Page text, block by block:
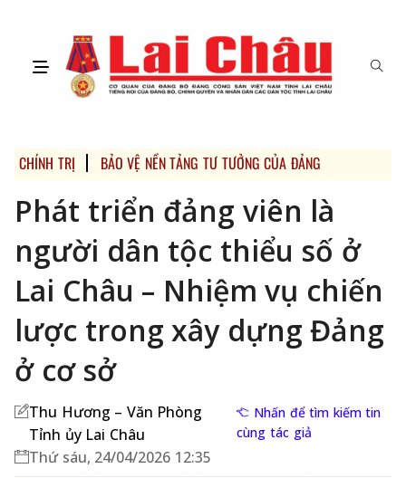
CHÍNH TRỊ BẢO VỆ NỀN TẢNG TƯ TƯỞNG CỦA ĐẢNG
Phát triển đảng viên là
người dân tộc thiểu số ở
Lai Châu – Nhiệm vụ chiến
lược trong xây dựng Đảng
ở cơ sở
Thu Hương – Văn Phòng
Tỉnh ủy Lai Châu
Nhấn để tìm kiếm tin
cùng tác giả
Thứ sáu, 24/04/2026 12:35